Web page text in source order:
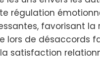
régulation
favorisant la
lors de désaccords
satisfaction